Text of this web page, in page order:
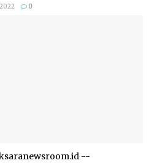
0
--